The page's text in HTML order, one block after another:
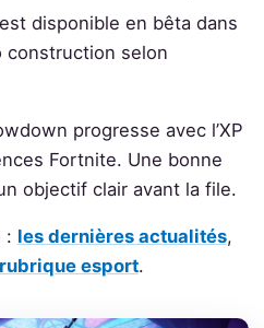
disponible en bêta dans
construction selon
progresse avec l’XP
Fortnite. Une bonne
objectif clair avant la file.
: les dernières actualités,
esport.